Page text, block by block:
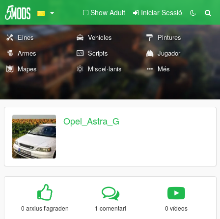
Show Adult Iniciar Sessió
Eines Vehicles
Pintures
Armes
Scripts
Jugador
Mapes
Miscel·lanis Més
Opel_Astra_G
0 arxius t'agraden 1 comentari 0 vídeos